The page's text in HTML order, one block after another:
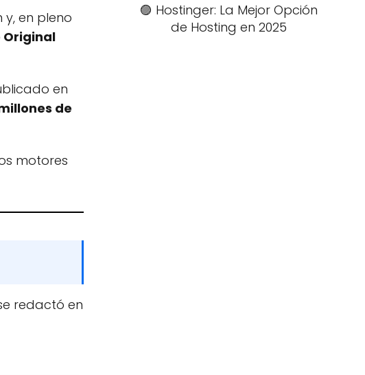
en pleno
Original
en
de
motores
redactó en
🟣 Hostinger: La Mejor Opción
de Hosting en 2025